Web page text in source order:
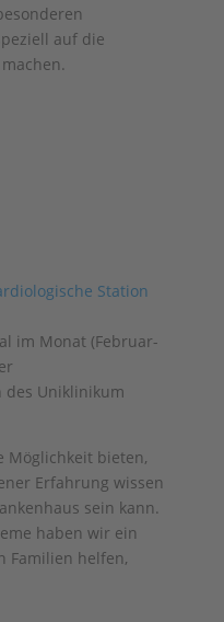
auf die
im Monat (Februar-
des Uniklinikum
Möglichkeit bieten,
Erfahrung wissen
sein kann.
haben wir ein
Familien helfen,